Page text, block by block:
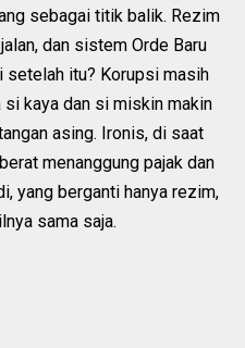
sebagai titik balik. Rezim
dan sistem Orde Baru
setelah itu? Korupsi masih
si kaya dan si miskin makin
asing. Ironis, di saat
menanggung pajak dan
yang berganti hanya rezim,
sama saja.